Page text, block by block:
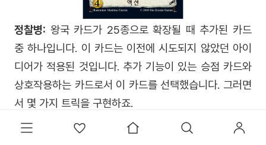
정찰병: 왕국 카드가 25종으로 확장될 때 추가된 카드
중 하나입니다. 이 카드는 이전에 시도되지 않았던 아이
디어가 적용된 것입니다. 추가 기능이 있는 승점 카드와
상호작용하는 카드로서 이 카드를 선택했습니다. 그러면
서 몇 가지 트릭을 구현하죠.